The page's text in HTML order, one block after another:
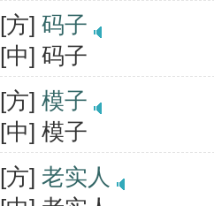
[方] 码子
[中] 码子
[方] 模子
[中] 模子
[方] 老实人